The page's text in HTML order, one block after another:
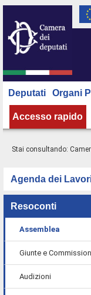
Deputati Organi
Accesso rapido
Stai consultando:
Agenda dei
Resoconti
Assemblea
Giunte e
Audizioni